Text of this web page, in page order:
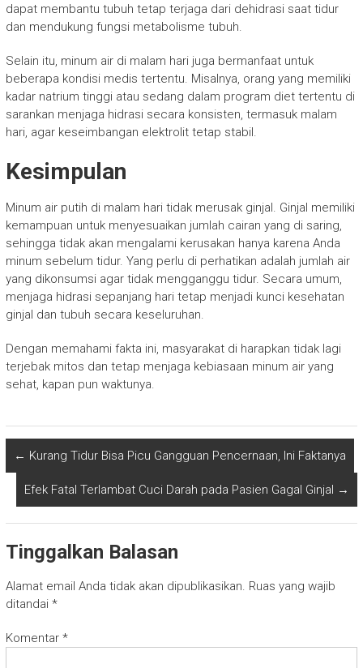
dapat membantu tubuh tetap terjaga dari dehidrasi saat tidur
dan mendukung fungsi metabolisme tubuh.
Selain itu, minum air di malam hari juga bermanfaat untuk
beberapa kondisi medis tertentu. Misalnya, orang yang memiliki
kadar natrium tinggi atau sedang dalam program diet tertentu di
sarankan menjaga hidrasi secara konsisten, termasuk malam
hari, agar keseimbangan elektrolit tetap stabil.
Kesimpulan
Minum air putih di malam hari tidak merusak ginjal. Ginjal memiliki
kemampuan untuk menyesuaikan jumlah cairan yang di saring,
sehingga tidak akan mengalami kerusakan hanya karena Anda
minum sebelum tidur. Yang perlu di perhatikan adalah jumlah air
yang dikonsumsi agar tidak mengganggu tidur. Secara umum,
menjaga hidrasi sepanjang hari tetap menjadi kunci kesehatan
ginjal dan tubuh secara keseluruhan.
Dengan memahami fakta ini, masyarakat di harapkan tidak lagi
terjebak mitos dan tetap menjaga kebiasaan minum air yang
sehat, kapan pun waktunya.
← Kurang Tidur Bisa Picu Gangguan Pencernaan, Ini Faktanya
Efek Fatal Terlambat Cuci Darah pada Pasien Gagal Ginjal →
Tinggalkan Balasan
Alamat email Anda tidak akan dipublikasikan. Ruas yang wajib
ditandai *
Komentar *